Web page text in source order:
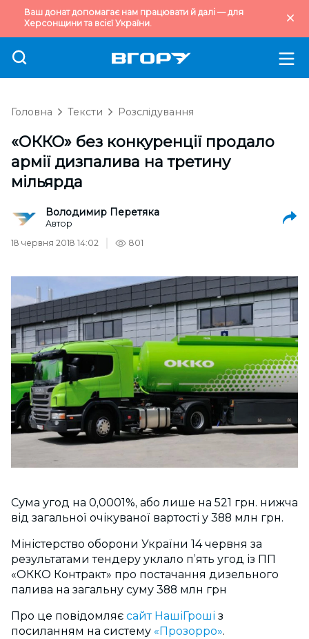
Ваш донат допомагає нам працювати й далі — для
Херсонщини та всієї України.
Головна Тексти Розслідування
«ОККО» без конкуренції продало
армії дизпалива на третину
мільярда
Володимир Перетяка
Автор
18 червня 2018 14:02
801
Сума угод на 0,0001%, або лише на 521 грн. нижча
від загальної очікуваної вартості у 388 млн грн.
Міністерство оборони України 14 червня за
результатами тендеру уклало п’ять угод із ПП
«ОККО Контракт» про постачання дизельного
палива на загальну суму 388 млн грн
Про це повідомляє сайт НашіГроші з
посиланням на систему «Прозорро».